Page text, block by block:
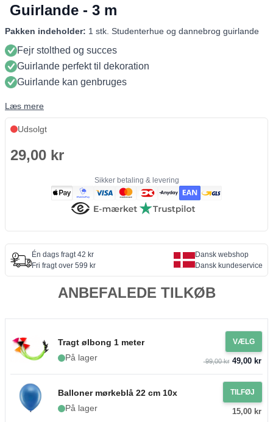
Guirlande - 3 m
Pakken indeholder: 1 stk. Studenterhue og dannebrog guirlande
Fejr stolthed og succes
Guirlande perfekt til dekoration
Guirlande kan genbruges
Læs mere
Udsolgt
29,00 kr
Sikker betaling & levering
Én dags fragt 42 kr
Fri fragt over 599 kr
Dansk webshop
Dansk kundeservice
ANBEFALEDE TILKØB
Tragt ølbong 1 meter
På lager
VÆLG
99,00 kr49,00 kr
Balloner mørkeblå 22 cm 10x
På lager
TILFØJ
15,00 kr